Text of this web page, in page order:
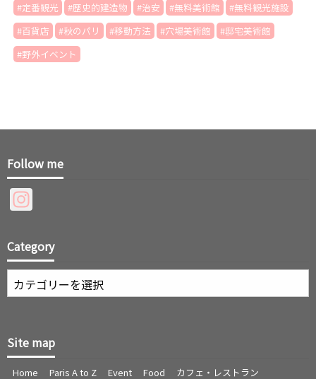
定番観光
歴史的建造物 治安 無料美術館
無料観光施設
百貨店
秋のパリ 移動方法 穴場美術館
邸宅美術館
野外イベント
Follow me
Category
Category
Site map
Home Paris A to Z Event Food カフェ・レストラン